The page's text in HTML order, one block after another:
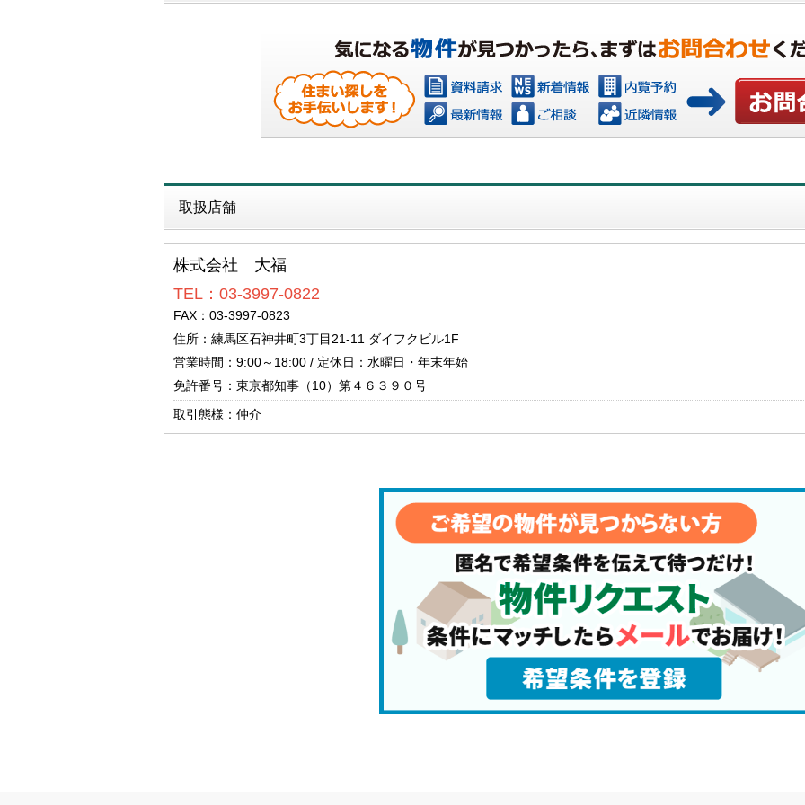
取扱店舗
株式会社 大福
TEL：03-3997-0822
FAX：03-3997-0823
住所：練馬区石神井町3丁目21-11 ダイフクビル1F
営業時間：9:00～18:00 / 定休日：水曜日・年末年始
免許番号：東京都知事（10）第４６３９０号
取引態様：仲介